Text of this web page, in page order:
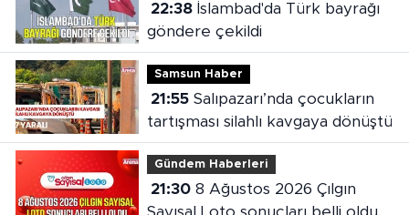
22:38İslambad'da Türk bayrağı
göndere çekildi
Samsun Haber
21:55Salıpazarı’nda çocukların
tartışması silahlı kavgaya dönüştü
Gündem Haberleri
21:308 Ağustos 2026 Çılgın